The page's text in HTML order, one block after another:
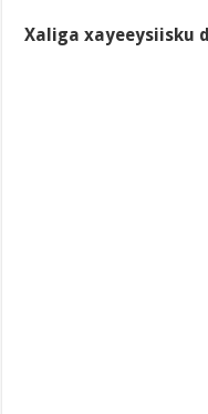
Xaliga xayeeysiisku